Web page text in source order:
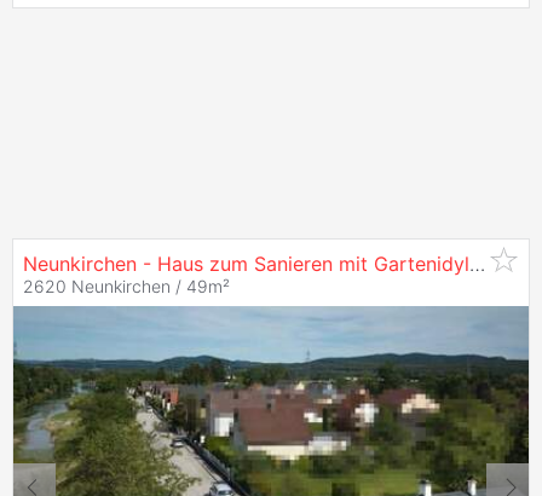
Neunkirchen - Haus zum Sanieren mit Gartenidylle, Terrasse & Kfz Stellplätzen
2620 Neunkirchen / 49m²